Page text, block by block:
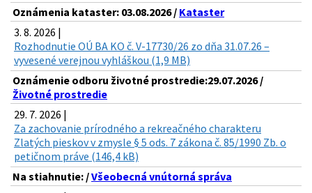
Oznámenia kataster: 03.08.2026 / Kataster
3. 8. 2026 |
Rozhodnutie OÚ BA KO č. V-17730/26 zo dňa 31.07.26 –
vyvesené verejnou vyhláškou (1,9 MB)
Oznámenie odboru životné prostredie:29.07.2026 /
Životné prostredie
29. 7. 2026 |
Za zachovanie prírodného a rekreačného charakteru
Zlatých pieskov v zmysle § 5 ods. 7 zákona č. 85/1990 Zb. o
petičnom práve (146,4 kB)
Na stiahnutie: /Všeobecná vnútorná správa